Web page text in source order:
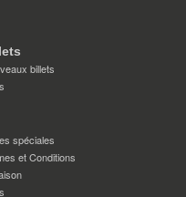
billets
spéciales
et Conditions